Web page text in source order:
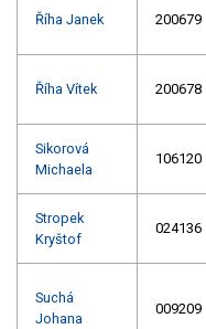
Říha Janek 200679
Říha Vítek 200678
Sikorová
Michaela
106120
Stropek
Kryštof
024136
Suchá
Johana
009209